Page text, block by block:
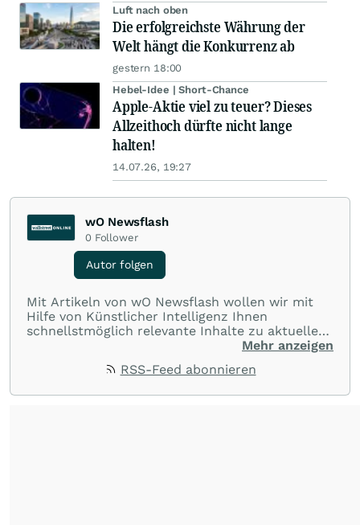
Luft nach oben
Die erfolgreichste Währung der
Welt hängt die Konkurrenz ab
gestern 18:00
Hebel-Idee | Short-Chance
Apple-Aktie viel zu teuer? Dieses
Allzeithoch dürfte nicht lange
halten!
14.07.26, 19:27
wO Newsflash
0 Follower
Autor folgen
Mit Artikeln von wO Newsflash wollen wir mit
Hilfe von Künstlicher Intelligenz Ihnen
schnellstmöglich relevante Inhalte zu aktuellen
Ereignissen rund um Börse, Finanzmärkte aus
Mehr anzeigen
RSS-Feed abonnieren